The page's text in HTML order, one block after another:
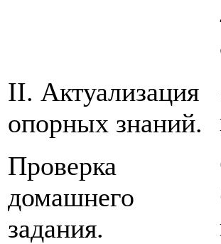
II. Актуализация
опорных знаний.
Проверка
домашнего
задания.